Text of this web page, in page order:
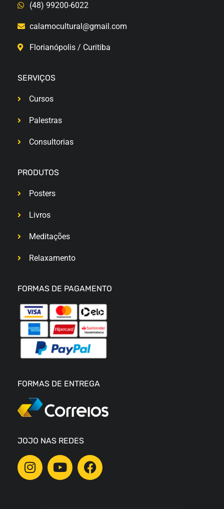
(48) 99200-6022
calamocultural@gmail.com
Florianópolis / Curitiba
SERVIÇOS
Cursos
Palestras
Consultorias
PRODUTOS
Posters
Livros
Meditações
Relaxamento
FORMAS DE PAGAMENTO
FORMAS DE ENTREGA
JOJO NAS REDES